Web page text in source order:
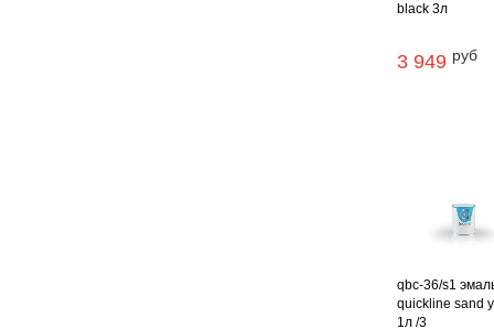
black 3л
3 949 руб
qbc-36/s1
quickline sand
1л /3